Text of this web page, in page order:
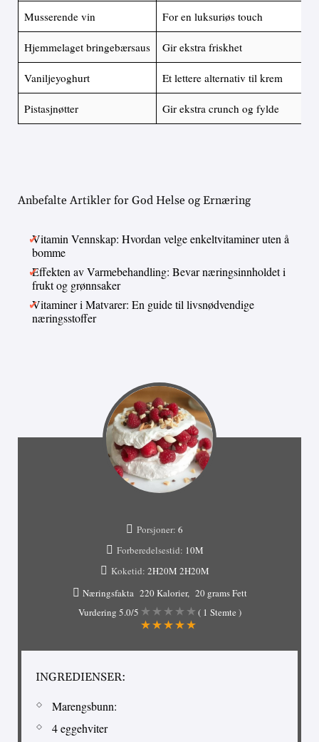
Musserende vin For en luksuriøs touch
Hjemmelaget bringebærsaus Gir ekstra friskhet
Vaniljeyoghurt Et lettere alternativ til krem
Pistasjnøtter Gir ekstra crunch og fylde
Anbefalte Artikler for God Helse og Ernæring
Vitamin Vennskap: Hvordan velge enkeltvitaminer uten å
bomme
Effekten av Varmebehandling: Bevar næringsinnholdet i
frukt og grønnsaker
Vitaminer i Matvarer: En guide til livsnødvendige
næringsstoffer
Porsjoner: 6
Forberedelsestid: 10M
Koketid: 2H20M 2H20M
Næringsfakta 220 Kalorier
20 grams Fett
Vurdering 5.0/5 ( 1 Stemte )
INGREDIENSER:
Marengsbunn:
4 eggehviter